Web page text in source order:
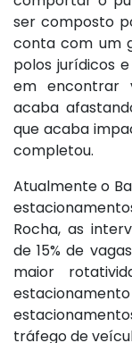
ser composto
conta com um
polos jurídicos e
em encontrar
acaba
que acaba
completou.
Atualmente o
Rocha, as
de 15% de
maior
tráfego de